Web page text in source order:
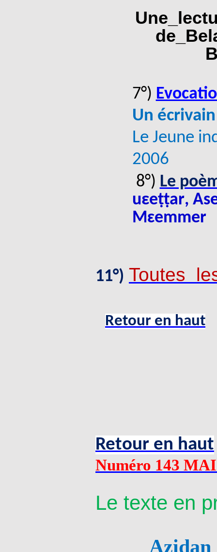
7°)
Un
Le Jeune
2006
8°) Le
uεeṭṭar,
Mɛemmer
11°) Toutes
Retour en haut
Retour en haut
Numéro 143
Le texte en
Aẓidan